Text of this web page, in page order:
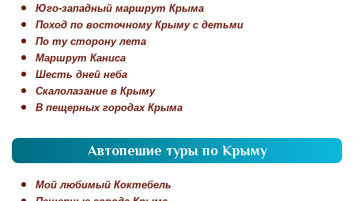
Юго-западный маршрут Крыма
Поход по восточному Крыму с детьми
По ту сторону лета
Маршрут Каниса
Шесть дней неба
Скалолазание в Крыму
В пещерных городах Крыма
Автопешие туры по Крыму
Мой любимый Коктебель